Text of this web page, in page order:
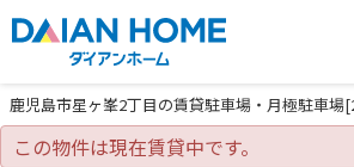
鹿児島市星ヶ峯2丁目の賃貸駐車場・月極駐車場
この物件は現在賃貸中です。